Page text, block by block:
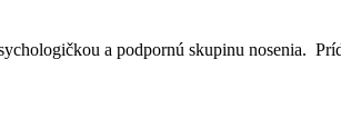
a podpornú skupinu nosenia.